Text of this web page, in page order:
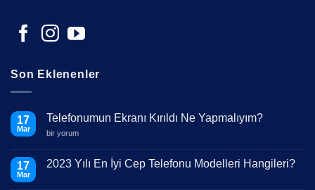
Son Eklenenler
17
Mar
Telefonumun Ekranı Kırıldı Ne Yapmalıyım?
Telefonumun
Ne
Yapmalıyım?
bir yorum
17
Mar
2023 Yılı En İyi Cep Telefonu Modelleri Hangileri?